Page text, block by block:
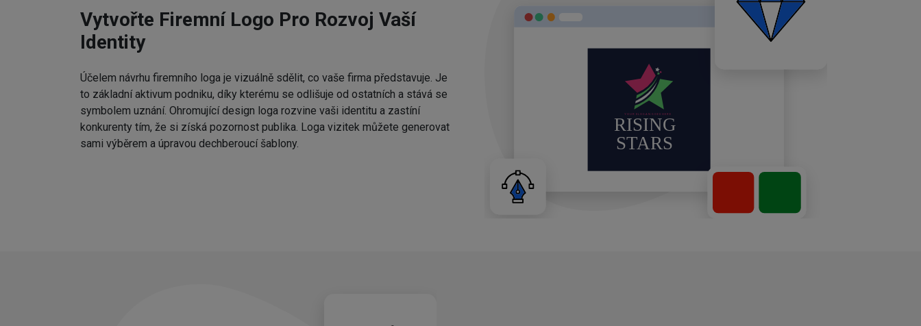
Vytvořte Firemní Logo Pro Rozvoj Vaší
Identity
Účelem návrhu firemního loga je vizuálně sdělit, co vaše firma představuje. Je
to základní aktivum podniku, díky kterému se odlišuje od ostatních a stává se
symbolem uznání. Ohromující design loga rozvine vaši identitu a zastíní
konkurenty tím, že si získá pozornost publika. Loga vizitek můžete generovat
sami výběrem a úpravou dechberoucí šablony.